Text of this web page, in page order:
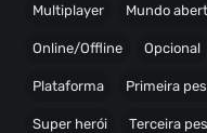
Multiplayer Mundo
Online/Offline Opcional
Plataforma Primeira
Super herói Terceira